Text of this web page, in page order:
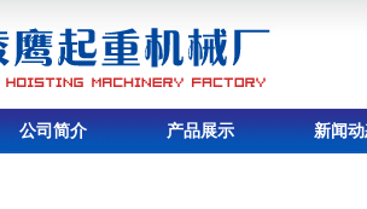
公司简介 产品展示 新闻